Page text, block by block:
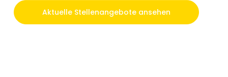
Aktuelle Stellenangebote ansehen